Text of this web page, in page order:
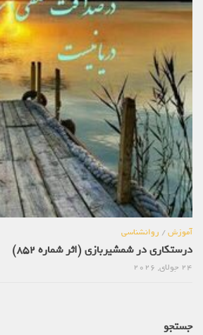
آموزش/روانشناسی
درستکاری در شمشیربازی (اثر شماره 852)
جستجو